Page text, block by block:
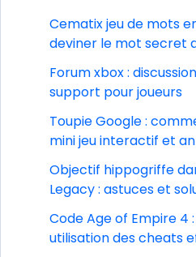
Cematix jeu de mots
deviner le mot secret
Forum xbox :
support pour joueurs
Toupie Google :
mini jeu interactif et
Objectif hippogriffe
Legacy : astuces et
Code Age of Empire 4
utilisation des cheats